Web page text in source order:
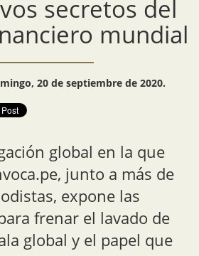
secretos del
mundial
20 de septiembre de 2020.
global en la que
junto a más de
expone las
frenar el lavado de
global y el papel que